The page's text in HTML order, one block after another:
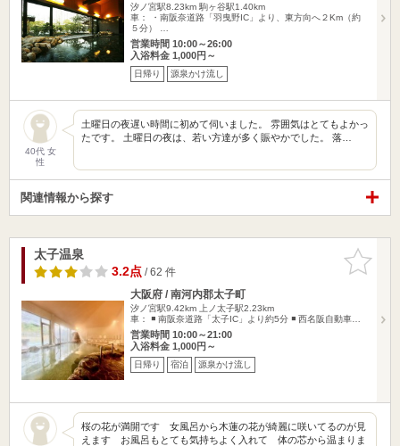
汐ノ宮駅8.23km 駒ヶ谷駅1.40km
車： ・南阪奈道路「羽曳野IC」より、東方向へ２Km（約
５分） …
営業時間 10:00～26:00
入浴料金 1,000円～
日帰り 源泉かけ流し
40代 女
性
土曜日の夜遅い時間に初めて伺いました。 雰囲気はとてもよかっ
たです。 土曜日の夜は、若い方達が多く賑やかでした。 落…
関連情報から探す
お気に入
りに追加
太子温泉
3.2点/ 62 件
大阪府 / 南河内郡太子町
汐ノ宮駅9.42km
上ノ太子駅2.23km
車： ◾️ 南阪奈道路「太子IC」より約5分 ◾️ 西名阪自動車…
営業時間 10:00～21:00
入浴料金 1,000円～
日帰り 宿泊 源泉かけ流し
桜の花が満開です 女風呂から木蓮の花が綺麗に咲いてるのが見
えます お風呂もとても気持ちよく入れて 体の芯から温まりま